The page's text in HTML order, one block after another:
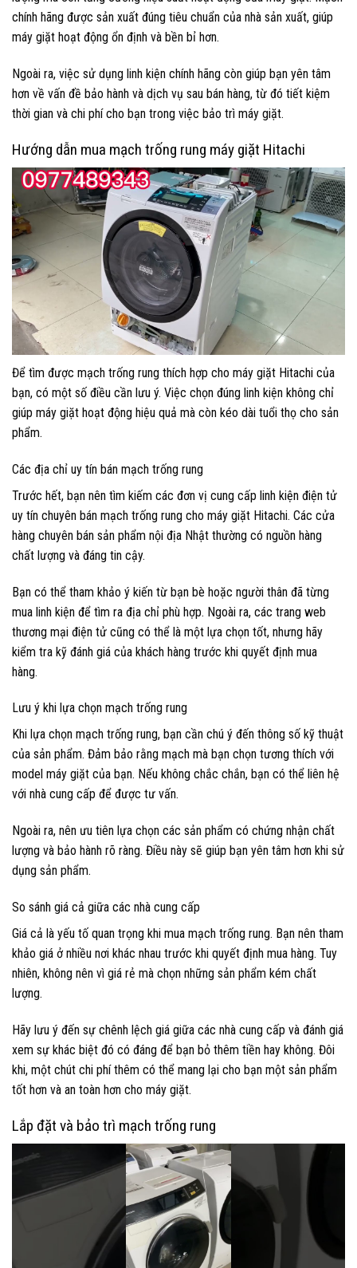
chính hãng được sản xuất đúng tiêu chuẩn của nhà sản xuất, giúp
máy giặt hoạt động ổn định và bền bỉ hơn.
Ngoài ra, việc sử dụng linh kiện chính hãng còn giúp bạn yên tâm
hơn về vấn đề bảo hành và dịch vụ sau bán hàng, từ đó tiết kiệm
thời gian và chi phí cho bạn trong việc bảo trì máy giặt.
Hướng dẫn mua mạch trống rung máy giặt Hitachi
Để tìm được mạch trống rung thích hợp cho máy giặt Hitachi của
bạn, có một số điều cần lưu ý. Việc chọn đúng linh kiện không chỉ
giúp máy giặt hoạt động hiệu quả mà còn kéo dài tuổi thọ cho sản
phẩm.
Các địa chỉ uy tín bán mạch trống rung
Trước hết, bạn nên tìm kiếm các đơn vị cung cấp linh kiện điện tử
uy tín chuyên bán mạch trống rung cho máy giặt Hitachi. Các cửa
hàng chuyên bán sản phẩm nội địa Nhật thường có nguồn hàng
chất lượng và đáng tin cậy.
Bạn có thể tham khảo ý kiến từ bạn bè hoặc người thân đã từng
mua linh kiện để tìm ra địa chỉ phù hợp. Ngoài ra, các trang web
thương mại điện tử cũng có thể là một lựa chọn tốt, nhưng hãy
kiểm tra kỹ đánh giá của khách hàng trước khi quyết định mua
hàng.
Lưu ý khi lựa chọn mạch trống rung
Khi lựa chọn mạch trống rung, bạn cần chú ý đến thông số kỹ thuật
của sản phẩm. Đảm bảo rằng mạch mà bạn chọn tương thích với
model máy giặt của bạn. Nếu không chắc chắn, bạn có thể liên hệ
với nhà cung cấp để được tư vấn.
Ngoài ra, nên ưu tiên lựa chọn các sản phẩm có chứng nhận chất
lượng và bảo hành rõ ràng. Điều này sẽ giúp bạn yên tâm hơn khi sử
dụng sản phẩm.
So sánh giá cả giữa các nhà cung cấp
Giá cả là yếu tố quan trọng khi mua mạch trống rung. Bạn nên tham
khảo giá ở nhiều nơi khác nhau trước khi quyết định mua hàng. Tuy
nhiên, không nên vì giá rẻ mà chọn những sản phẩm kém chất
lượng.
Hãy lưu ý đến sự chênh lệch giá giữa các nhà cung cấp và đánh giá
xem sự khác biệt đó có đáng để bạn bỏ thêm tiền hay không. Đôi
khi, một chút chi phí thêm có thể mang lại cho bạn một sản phẩm
tốt hơn và an toàn hơn cho máy giặt.
Lắp đặt và bảo trì mạch trống rung